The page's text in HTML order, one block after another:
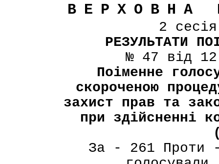
ВЕРХОВНА
2
РЕЗУЛЬТАТИ
№ 47 від
Поіменне
скороченою
захист прав та
при здійсненні
За - 261 Проти